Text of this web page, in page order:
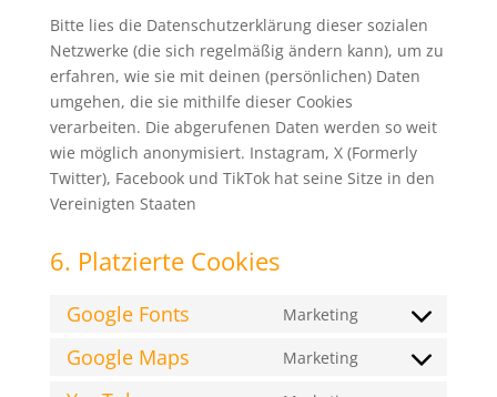
Bitte lies die Datenschutzerklärung dieser sozialen
Netzwerke (die sich regelmäßig ändern kann), um zu
erfahren, wie sie mit deinen (persönlichen) Daten
umgehen, die sie mithilfe dieser Cookies
verarbeiten. Die abgerufenen Daten werden so weit
wie möglich anonymisiert. Instagram, X (Formerly
Twitter), Facebook und TikTok hat seine Sitze in den
Vereinigten Staaten
6. Platzierte Cookies
Google Fonts Marketing
Consent
Google Maps Marketing
Consent